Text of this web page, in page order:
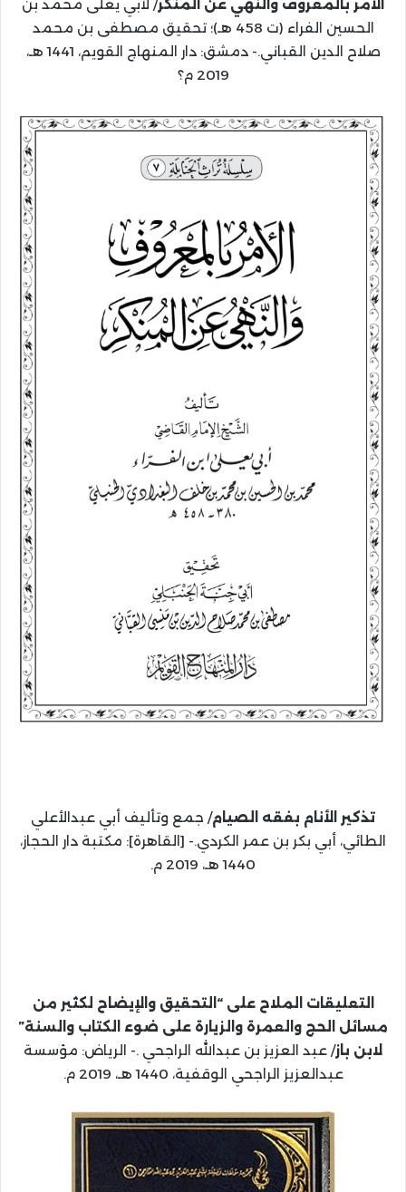
الأمر بالمعروف والنهي عن المنكر/ لأبي يعلى محمد بن
الحسين الفراء (ت 458 هـ)؛ تحقيق مصطفى بن محمد
صلاح الدين القباني.- دمشق: دار المنهاج القويم، 1441 هـ،
2019 م؟
تذكير الأنام بفقه الصيام/ جمع وتأليف أبي عبدالأعلي
الطائي، أبي بكر بن عمر الكردي.- [القاهرة]: مكتبة دار الحجاز،
1440 هـ، 2019 م.
التعليقات الملاح على “التحقيق والإيضاح لكثير من
مسائل الحج والعمرة والزيارة على ضوء الكتاب والسنة”
لابن باز/ عبد العزيز بن عبدالله الراجحي .- الرياض: مؤسسة
عبدالعزيز الراجحي الوقفية، 1440 هـ، 2019 م.